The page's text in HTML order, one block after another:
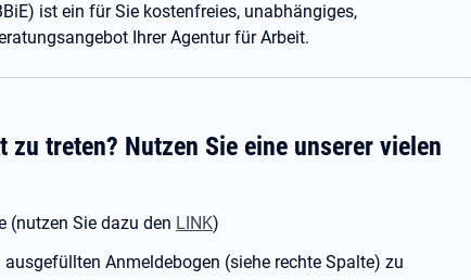
ist ein für Sie kostenfreies, unabhängiges,
Ihrer Agentur für Arbeit.
treten? Nutzen Sie eine unserer vielen
(nutzen Sie dazu den LINK)
Anmeldebogen (siehe rechte Spalte) zu